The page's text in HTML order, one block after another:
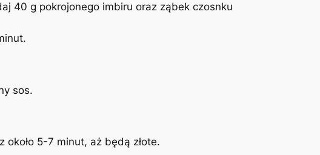
40 g pokrojonego imbiru oraz ząbek czosnku
sos.
5-7 minut, aż będą złote.